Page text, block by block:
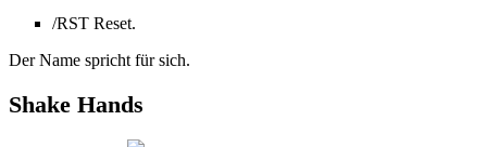
/RST Reset.
Der Name spricht für sich.
Shake Hands